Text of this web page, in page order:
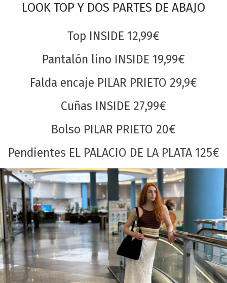
LOOK TOP Y DOS PARTES DE ABAJO
Top INSIDE 12,99€
Pantalón lino INSIDE 19,99€
Falda encaje PILAR PRIETO 29,9€
Cuñas INSIDE 27,99€
Bolso PILAR PRIETO 20€
Pendientes EL PALACIO DE LA PLATA 125€